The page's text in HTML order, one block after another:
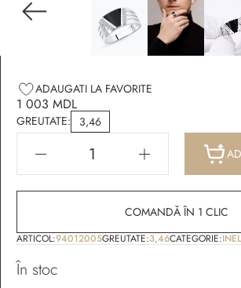
ADAUGATI LA FAVORITE
1 003 MDL
GREUTATE: 3,46
COMANDĂ ÎN 1 CLIC
ARTICOL:94012005GREUTATE:3,46CATEGORIE:
În stoc